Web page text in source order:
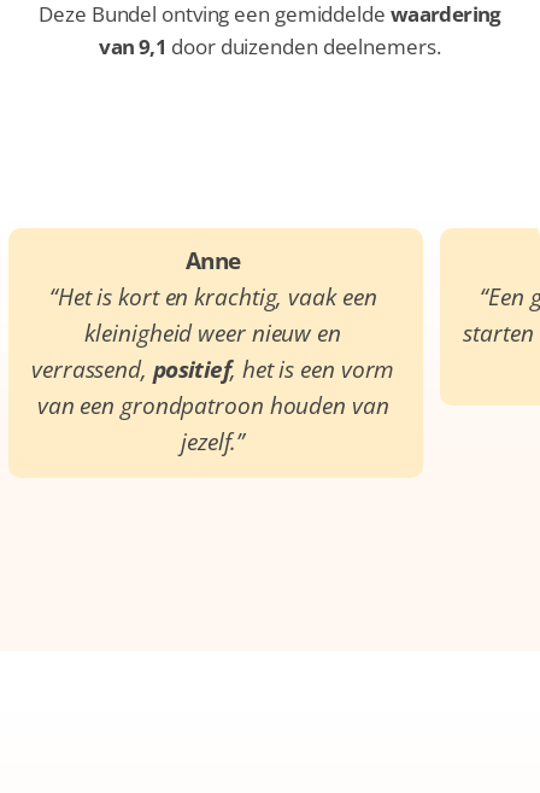
Deze Bundel ontving een gemiddelde waardering
van 9,1 door duizenden deelnemers.
Anne
“Het is kort en krachtig, vaak een
kleinigheid weer nieuw en
verrassend, positief, het is een vorm
van een grondpatroon houden van
jezelf.”
“Een
starten